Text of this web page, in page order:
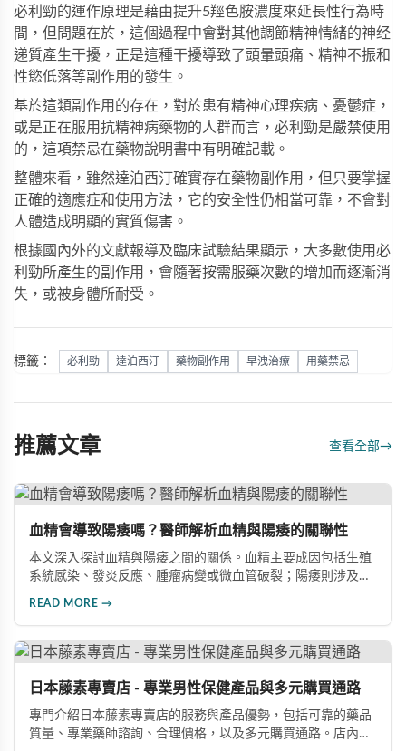
必利勁的運作原理是藉由提升5羥色胺濃度來延長性行為時
間，但問題在於，這個過程中會對其他調節精神情緒的神经
递質產生干擾，正是這種干擾導致了頭暈頭痛、精神不振和
性慾低落等副作用的發生。
基於這類副作用的存在，對於患有精神心理疾病、憂鬱症，
或是正在服用抗精神病藥物的人群而言， 必利勁是嚴禁使用
的，這項禁忌在藥物說明書中有明確記載。
整體來看，雖然達泊西汀確實存在藥物副作用，但只要掌握
正確的適應症和使用方法，它的安全性仍相當可靠，不會對
人體造成明顯的實質傷害。
根據國內外的文獻報導及臨床試驗結果顯示，大多數使用必
利勁所產生的副作用，會隨著按需服藥次數的增加而逐漸消
失，或被身體所耐受。
標籤： 必利勁 達泊西汀 藥物副作用 早洩治療 用藥禁忌
推薦文章 查看全部→
血精會導致陽痿嗎？醫師解析血精與陽痿的關聯性
本文深入探討血精與陽痿之間的關係。血精主要成因包括生殖
系統感染、發炎反應、腫瘤病變或微血管破裂；陽痿則涉及心
起，長期發炎確實可能影響性功能，建議積極治療並諮詢專業
醫師。
READ MORE →
日本藤素專賣店 - 專業男性保健產品與多元購買通路
專門介紹日本藤素專賣店的服務與產品優勢，包括可靠的藥品
質量、專業藥師諮詢、合理價格，以及多元購買通路。店內提